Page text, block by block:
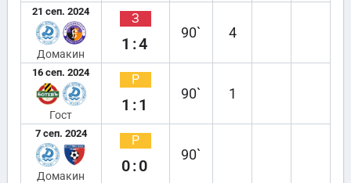
21 сеп. 2024
Домакин
З
1:4
90` 4
16 сеп. 2024
Гост
Р
1:1
90` 1
7 сеп. 2024
Домакин
Р
0:0
90`